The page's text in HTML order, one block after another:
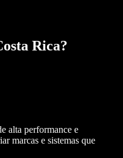
Rica?
alta performance e
marcas e sistemas que